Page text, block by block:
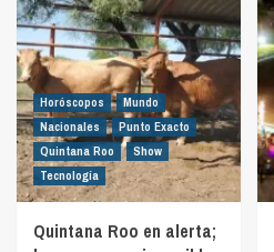
Horóscopos
Mundo
Nacionales
Punto Exacto
Quintana Roo
Show
Tecnología
Quintana Roo en alerta;